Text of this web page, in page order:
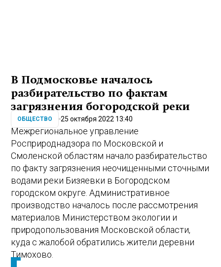
В Подмосковье началось
разбирательство по фактам
загрязнения богородской реки
ОБЩЕСТВО 25 октября 2022 13:40
Межрегиональное управление
Росприроднадзора по Московской и
Смоленской областям начало разбирательство
по факту загрязнения неочищенными сточными
водами реки Бизяевки в Богородском
городском округе. Административное
производство началось после рассмотрения
материалов Министерством экологии и
природопользования Московской области,
куда с жалобой обратились жители деревни
Тимохово.